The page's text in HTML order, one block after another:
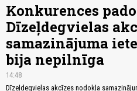
Konkurences
Dīzeļdegvielas
samazinājuma
bija nepilnīga
14:48
Dīzeļdegvielas akcīzes nodokļa